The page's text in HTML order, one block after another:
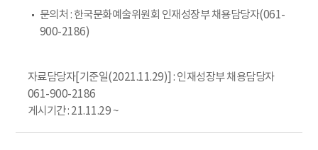
문의처 : 한국문화예술위원회 인재성장부 채용담당자(061-
900-2186)
자료담당자[기준일(2021.11.29)] : 인재성장부 채용담당자
061-900-2186
게시기간 : 21.11.29 ~